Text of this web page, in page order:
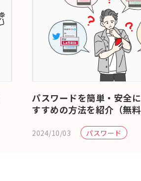
パスワードを簡単・安全
すすめの方法を紹介（無料
2024/10/03 パスワード